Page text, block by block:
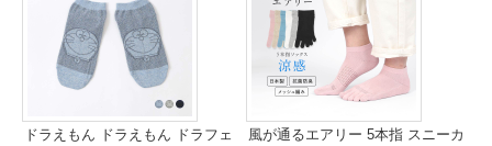
ドラえもん ドラえもん ドラフェ
風が通るエアリー 5本指 スニーカ